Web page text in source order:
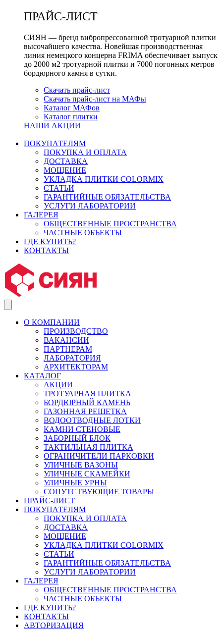
ПРАЙС-ЛИСТ
СИЯН — бренд вибропрессованной тротуарной плитки
высочайшего качества. Новейшая производственная
линия немецкого концерна FRIMA обеспечивает выпуск
до 2000 м2 тротуарной плитки и 7000 погонных метров
бордюрного камня в сутки.
Скачать прайс-лист
Скачать прайс-лист на МАФы
Каталог МАФов
Каталог плитки
НАШИ АКЦИИ
ПОКУПАТЕЛЯМ
ПОКУПКА И ОПЛАТА
ДОСТАВКА
МОЩЕНИЕ
УКЛАДКА ПЛИТКИ COLORMIX
СТАТЬИ
ГАРАНТИЙНЫЕ ОБЯЗАТЕЛЬСТВА
УСЛУГИ ЛАБОРАТОРИИ
ГАЛЕРЕЯ
ОБЩЕСТВЕННЫЕ ПРОСТРАНСТВА
ЧАСТНЫЕ ОБЪЕКТЫ
ГДЕ КУПИТЬ?
КОНТАКТЫ
О КОМПАНИИ
ПРОИЗВОДСТВО
ВАКАНСИИ
ПАРТНЕРАМ
ЛАБОРАТОРИЯ
АРХИТЕКТОРАМ
КАТАЛОГ
АКЦИИ
ТРОТУАРНАЯ ПЛИТКА
БОРДЮРНЫЙ КАМЕНЬ
ГАЗОННАЯ РЕШЕТКА
ВОДООТВОДНЫЕ ЛОТКИ
КАМНИ СТЕНОВЫЕ
ЗАБОРНЫЙ БЛОК
ТАКТИЛЬНАЯ ПЛИТКА
ОГРАНИЧИТЕЛИ ПАРКОВКИ
УЛИЧНЫЕ ВАЗОНЫ
УЛИЧНЫЕ СКАМЕЙКИ
УЛИЧНЫЕ УРНЫ
СОПУТСТВУЮЩИЕ ТОВАРЫ
ПРАЙС-ЛИСТ
ПОКУПАТЕЛЯМ
ПОКУПКА И ОПЛАТА
ДОСТАВКА
МОЩЕНИЕ
УКЛАДКА ПЛИТКИ COLORMIX
СТАТЬИ
ГАРАНТИЙНЫЕ ОБЯЗАТЕЛЬСТВА
УСЛУГИ ЛАБОРАТОРИИ
ГАЛЕРЕЯ
ОБЩЕСТВЕННЫЕ ПРОСТРАНСТВА
ЧАСТНЫЕ ОБЪЕКТЫ
ГДЕ КУПИТЬ?
КОНТАКТЫ
АВТОРИЗАЦИЯ